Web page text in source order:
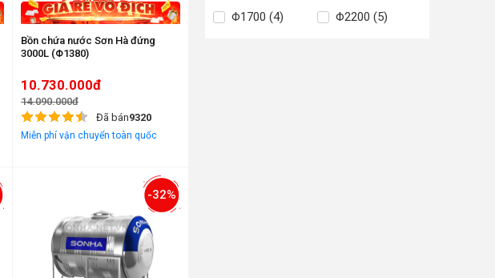
Bồn chứa nước Sơn Hà đứng
3000L (Φ1380)
10.730.000đ
14.090.000đ
Đã bán9320
Miễn phí vận chuyển toàn quốc
-32%
Φ1700 (4)
Φ2200 (5)